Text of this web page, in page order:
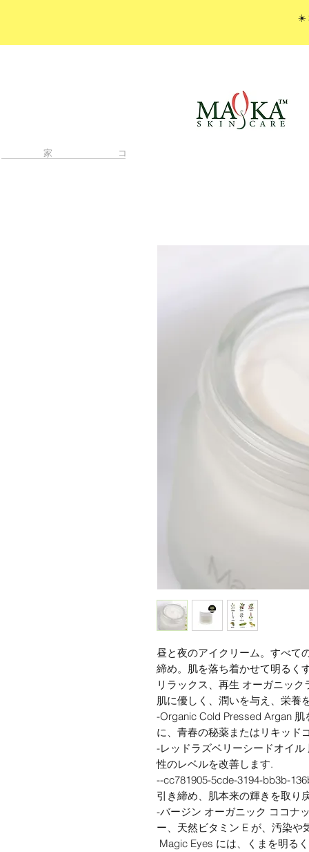
☀️
家 コンタクト
昼と夜のアイクリーム。すべて
締め。肌を落ち着かせて明るく
リラックス、再生 オーガニッ
肌に優しく、潤いを与え、栄養
-Organic Cold Pressed Argan
に、青春の秘薬またはリキッド
-レッドラズベリーシードオイ
性のレベルを改善します.
--cc781905-5cde-3194-bb3b-
引き締め、肌本来の輝きを取り
-バージン オーガニック ココナ
ー、天然ビタミン E が、汚染
Magic Eyes には、くまを明る